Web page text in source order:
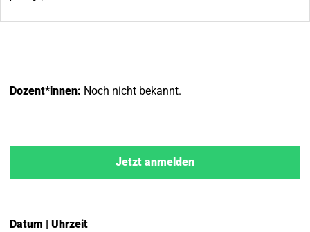
Dozent*innen: Noch nicht bekannt.
Jetzt anmelden
Datum | Uhrzeit